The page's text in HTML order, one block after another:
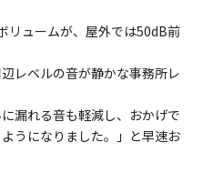
リュームが、屋外では50dB前
レベルの音が静かな事務所レ
漏れる音も軽減し、おかげで
うになりました。」と早速お